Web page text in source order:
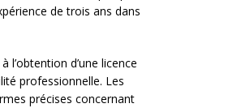
de trois ans dans
d’une licence
professionnelle. Les
précises concernant